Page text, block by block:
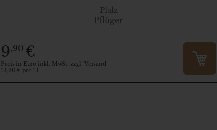
Pfalz
Pflüger
9,90 €
Preis in Euro inkl. MwSt. zzgl. Versand
13,20 € pro 1 l